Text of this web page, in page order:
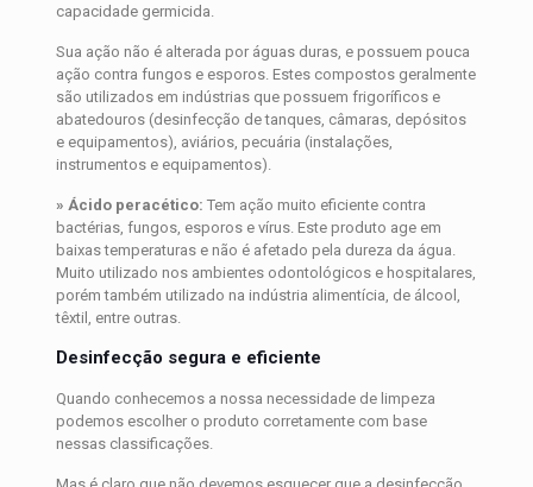
capacidade germicida.
Sua ação não é alterada por águas duras, e possuem pouca
ação contra fungos e esporos. Estes compostos geralmente
são utilizados em indústrias que possuem frigoríficos e
abatedouros (desinfecção de tanques, câmaras, depósitos
e equipamentos), aviários, pecuária (instalações,
instrumentos e equipamentos).
» Ácido peracético: Tem ação muito eficiente contra
bactérias, fungos, esporos e vírus. Este produto age em
baixas temperaturas e não é afetado pela dureza da água.
Muito utilizado nos ambientes odontológicos e hospitalares,
porém também utilizado na indústria alimentícia, de álcool,
têxtil, entre outras.
Desinfecção segura e eficiente
Quando conhecemos a nossa necessidade de limpeza
podemos escolher o produto corretamente com base
nessas classificações.